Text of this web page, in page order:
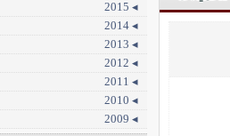
◂ 2015
◂ 2014
◂ 2013
◂ 2012
◂ 2011
◂ 2010
◂ 2009